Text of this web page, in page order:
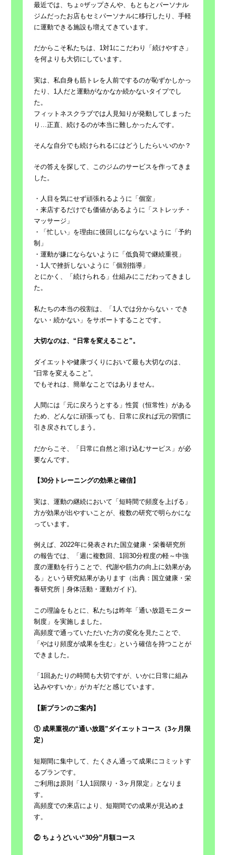
最近では、ちょ○ザップさんや、もともとパーソナル
ジムだったお店もセミパーソナルに移行したり、手軽
に運動できる施設も増えてきています。
だからこそ私たちは、1対1にこだわり「続けやすさ」
を何よりも大切にしています。
実は、私自身も筋トレを人前でするのが恥ずかしかっ
たり、1人だと運動がなかなか続かないタイプでし
た。
フィットネスクラブでは人見知りが発動してしまった
り…正直、続けるのが本当に難しかったんです。
そんな自分でも続けられるにはどうしたらいいのか？
その答えを探して、このジムのサービスを作ってきま
した。
・人目を気にせず頑張れるように「個室」
・来店するだけでも価値があるように「ストレッチ・
マッサージ」
・「忙しい」を理由に後回しにならないように「予約
制」
・運動が嫌にならないように「低負荷で継続重視」
・1人で挫折しないように「個別指導」
とにかく、「続けられる」仕組みにこだわってきまし
た。
私たちの本当の役割は、「1人では分からない・でき
ない・続かない」をサポートすることです。
大切なのは、“日常を変えること”。
ダイエットや健康づくりにおいて最も大切なのは、
“日常を変えること”。
でもそれは、簡単なことではありません。
人間には「元に戻ろうとする」性質（恒常性）がある
ため、どんなに頑張っても、日常に戻れば元の習慣に
引き戻されてしまう。
だからこそ、「日常に自然と溶け込むサービス」が必
要なんです。
【30分トレーニングの効果と確信】
実は、運動の継続において「短時間で頻度を上げる」
方が効果が出やすいことが、複数の研究で明らかにな
っています。
例えば、2022年に発表された国立健康・栄養研究所
の報告では、「週に複数回、1回30分程度の軽～中強
度の運動を行うことで、代謝や筋力の向上に効果があ
る」という研究結果があります（出典：国立健康・栄
養研究所｜身体活動・運動ガイド)。
この理論をもとに、私たちは昨年「通い放題モニター
制度」を実施しました。
高頻度で通っていただいた方の変化を見たことで、
「やはり頻度が成果を生む」という確信を持つことが
できました。
「1回あたりの時間も大切ですが、いかに日常に組み
込みやすいか」がカギだと感じています。
【新プランのご案内】
① 成果重視の“通い放題”ダイエットコース（3ヶ月限
定）
短期間に集中して、たくさん通って成果にコミットす
るプランです。
ご利用は原則「1人1回限り・3ヶ月限定」となりま
す。
高頻度での来店により、短期間での成果が見込めま
す。
② ちょうどいい“30分”月額コース